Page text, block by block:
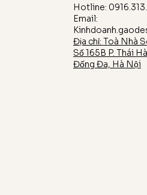
Hotline:
Email:
Địa chỉ: Toà Nhà
Số 165B P. Thái
Đống Đa, Hà Nội